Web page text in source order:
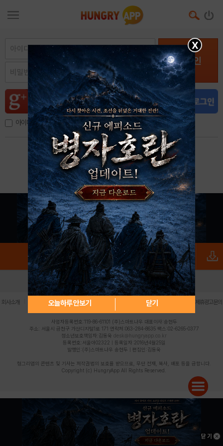
로그인
아이디, 이메일 저장
아이디 / 비밀번호 찾기 회원가입
X
오늘하루 안보기 닫기
로그인 PC버전 전체앱
회사소개 | 개인정보 처리방침 불법촬영물 신고센터 제휴광고문의
사업자등록번호:119-86-61101 (주)스마트나우 대표이사:송현두
주소: 서울시 금천구 가산디지털1로 171 연락처:063-284-8635 팩스:02-6265-0377
청소년보호책임자:김동욱 desk@hungryapp.co.kr
등록번호:서울아02322 | 등록일자:2016년4월25일
발행인:(주)스마트나우 송현두 | 편집인:김동욱
헝그리앱의 콘텐츠 및 기사는 저작권법의 보호를 받으므로, 무단 전재, 복사, 배포 등을 금합니다.
Copyright (c) HungryApp All Rights Reserved.